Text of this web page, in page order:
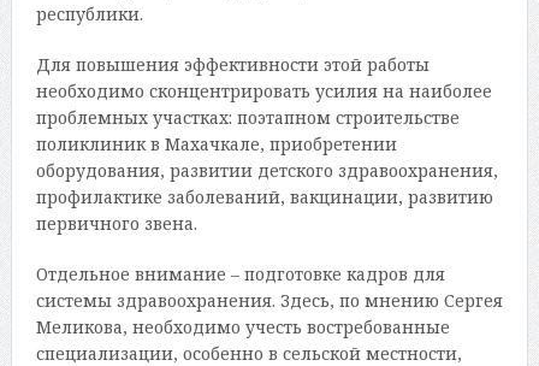
республики.
Для повышения эффективности этой работы
необходимо сконцентрировать усилия на наиболее
проблемных участках: поэтапном строительстве
поликлиник в Махачкале, приобретении
оборудования, развитии детского здравоохранения,
профилактике заболеваний, вакцинации, развитию
первичного звена.
Отдельное внимание – подготовке кадров для
системы здравоохранения. Здесь, по мнению Сергея
Меликова, необходимо учесть востребованные
специализации, особенно в сельской местности,